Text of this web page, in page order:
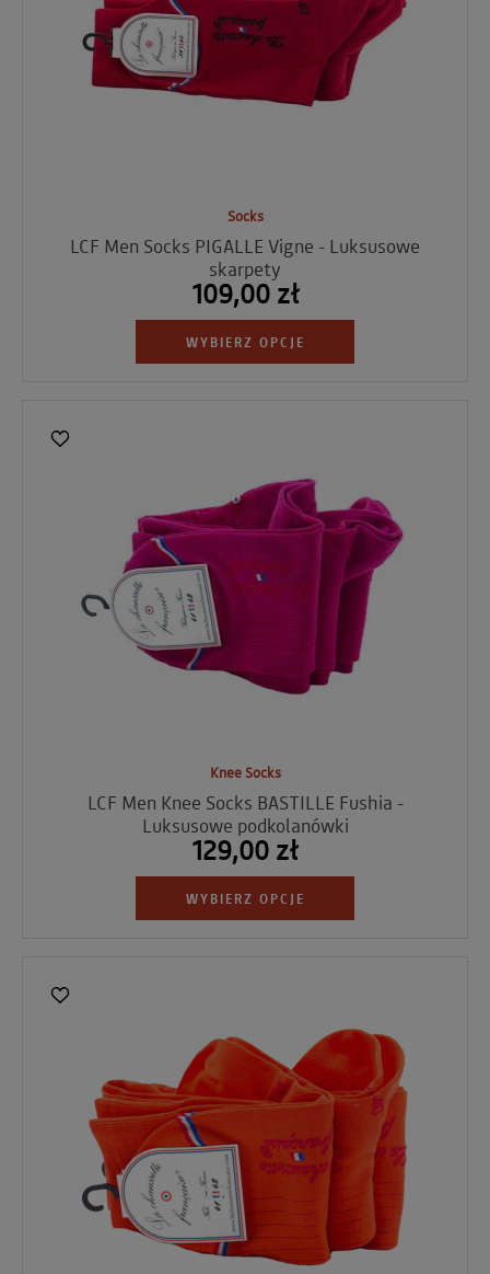
Socks
LCF Men Socks PIGALLE Vigne - Luksusowe
skarpety
109,00 zł
WYBIERZ OPCJE
Knee Socks
LCF Men Knee Socks BASTILLE Fushia -
Luksusowe podkolanówki
129,00 zł
WYBIERZ OPCJE